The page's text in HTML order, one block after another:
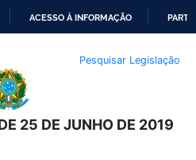
O
CONTEÚDO
ACESSO À INFORMAÇÃO
Pesquisar Legislação
25 DE JUNHO DE 2019